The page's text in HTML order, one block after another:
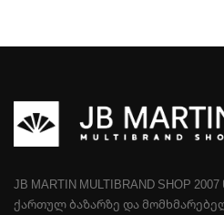
JB MARTIN MULTIBRAND SHOP
ᲥᲐᲠᲗᲣᲚ ᲑᲐᲖᲐᲠᲖᲔ ᲓᲐ